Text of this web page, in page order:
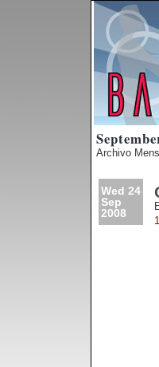
Archivo
Wed 24
Sep
2008